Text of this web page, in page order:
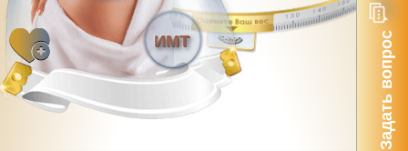
ИМТ Задать вопрос